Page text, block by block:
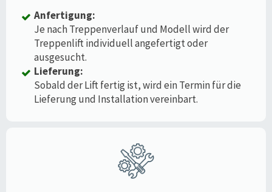
Anfertigung:
Je nach Treppenverlauf und Modell wird der
Treppenlift individuell angefertigt oder
ausgesucht.
Lieferung:
Sobald der Lift fertig ist, wird ein Termin für die
Lieferung und Installation vereinbart.